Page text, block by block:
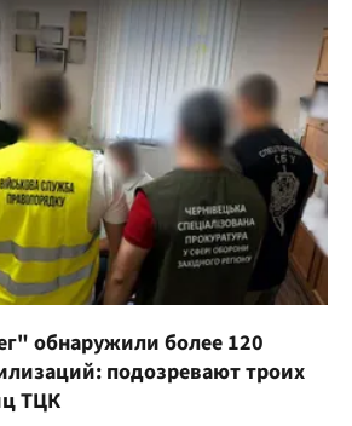
обнаружили более 120
подозревают троих
ТЦК